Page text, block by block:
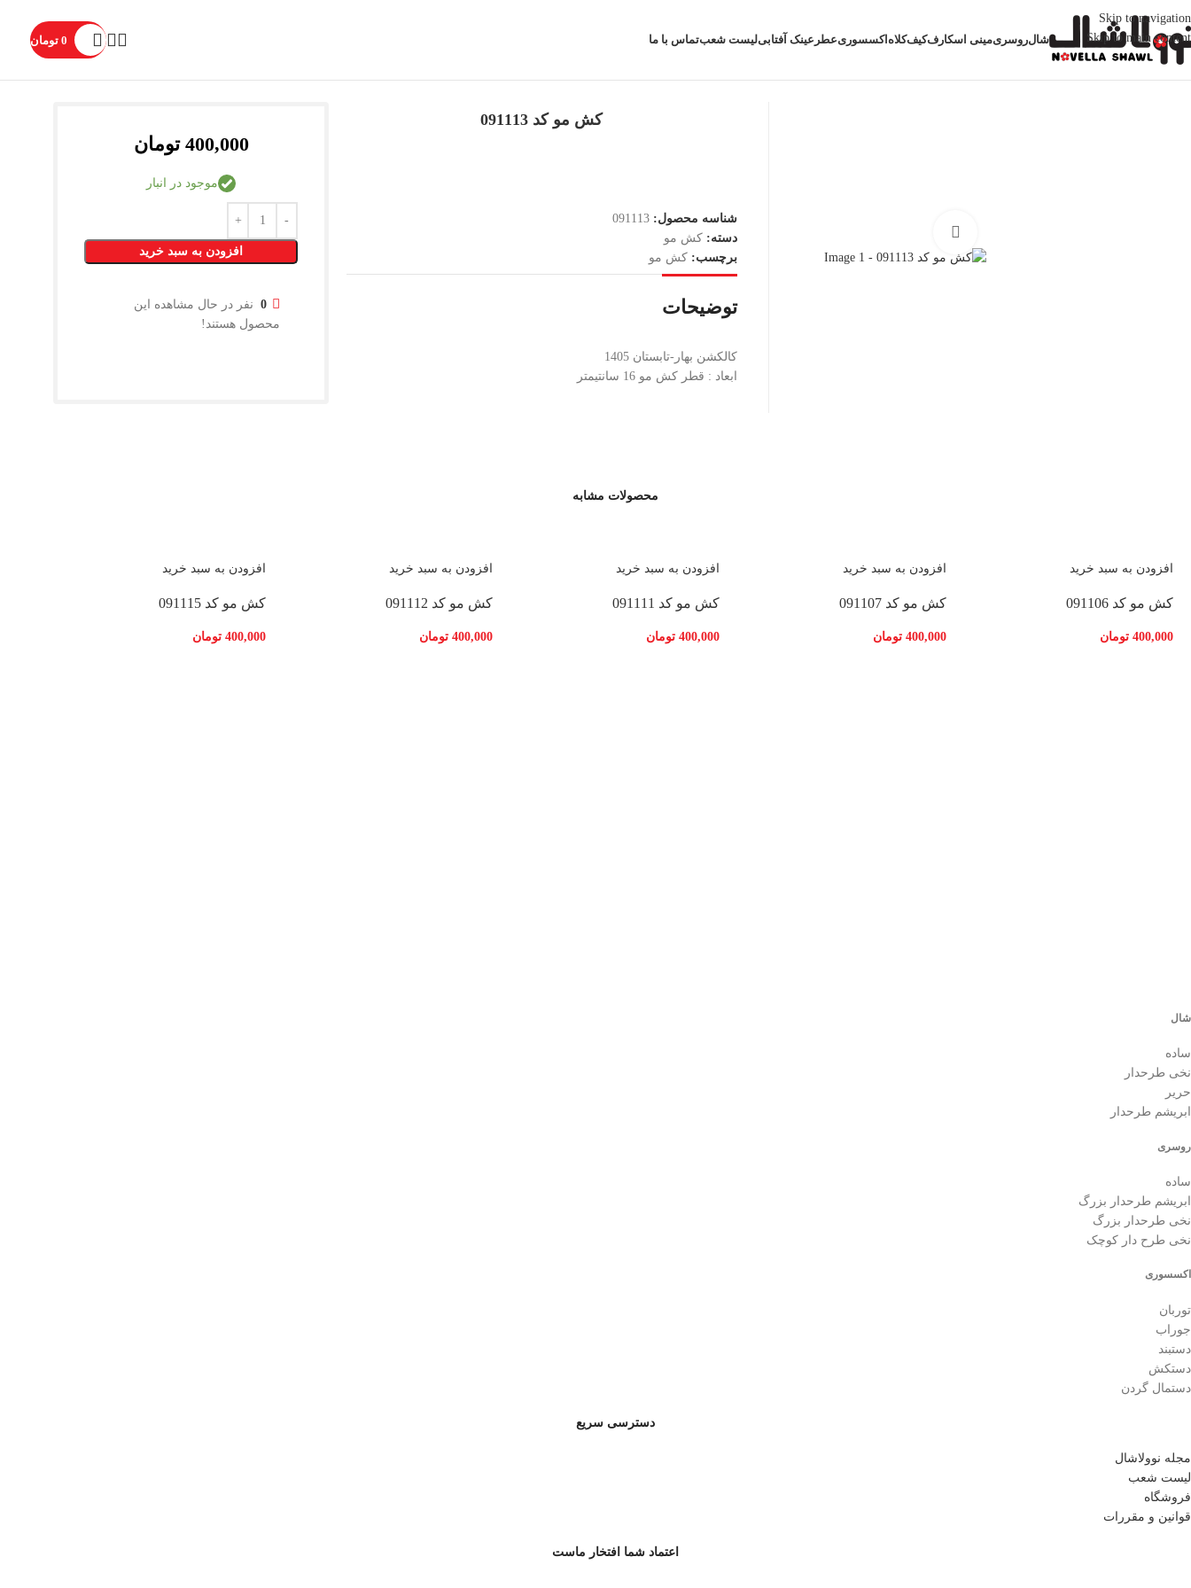
Skip to navigation
Skip to main content
شالروسریمینی اسکارفکیفکلاه اکسسوریعطر عینک آفتابیلیست شعبتماس با ما 0 تومان
کش مو کد 091113
شناسه محصول:091113
دسته: کش مو
برچسب: کش مو
توضیحات
کالکشن بهار-تابستان 1405
ابعاد : قطر کش مو 16 سانتیمتر
400,000 تومان
موجود در انبار
افزودن به سبد خرید
0
نفر در حال مشاهده این
محصول هستند!
محصولات مشابه
افزودن به سبد خرید
کش مو کد 091106
400,000 تومان
افزودن به سبد خرید
کش مو کد 091107
400,000 تومان
افزودن به سبد خرید
کش مو کد 091111
400,000 تومان
افزودن به سبد خرید
کش مو کد 091112
400,000 تومان
افزودن به سبد خرید
کش مو کد 091115
400,000 تومان
شال
ساده
نخی طرحدار
حریر
ابریشم طرحدار
روسری
ساده
ابریشم طرحدار بزرگ
نخی طرحدار بزرگ
نخی طرح دار کوچک
اکسسوری
توربان
جوراب
دستبند
دستکش
دستمال گردن
دسترسی سریع
مجله نوولاشال
لیست شعب
فروشگاه
قوانین و مقررات
اعتماد شما افتخار ماست